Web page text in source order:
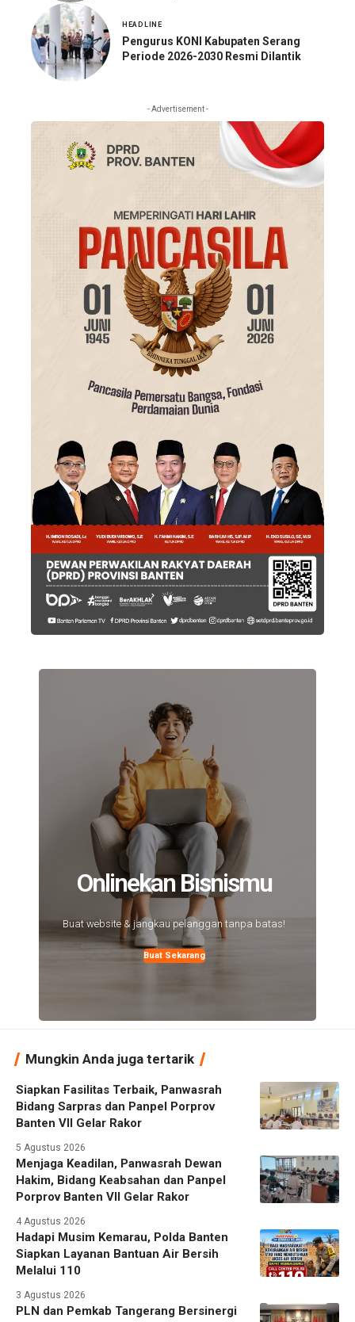
HEADLINE
Pengurus KONI Kabupaten Serang
Periode 2026-2030 Resmi Dilantik
- Advertisement -
Onlinekan Bisnismu
Buat website & jangkau pelanggan tanpa batas!
Buat Sekarang
Mungkin Anda juga tertarik
Siapkan Fasilitas Terbaik, Panwasrah
Bidang Sarpras dan Panpel Porprov
Banten VII Gelar Rakor
5 Agustus 2026
Menjaga Keadilan, Panwasrah Dewan
Hakim, Bidang Keabsahan dan Panpel
Porprov Banten VII Gelar Rakor
4 Agustus 2026
Hadapi Musim Kemarau, Polda Banten
Siapkan Layanan Bantuan Air Bersih
Melalui 110
3 Agustus 2026
PLN dan Pemkab Tangerang Bersinergi